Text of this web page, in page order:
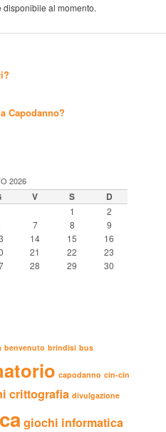
disponibile al momento.
Capodanno?
2026
V S D
1
2
7 8
9
14 15
16
21 22
23
28 29
30
benvenuto brindisi bus
capodanno cin-cin
crittografia divulgazione
giochi informatica